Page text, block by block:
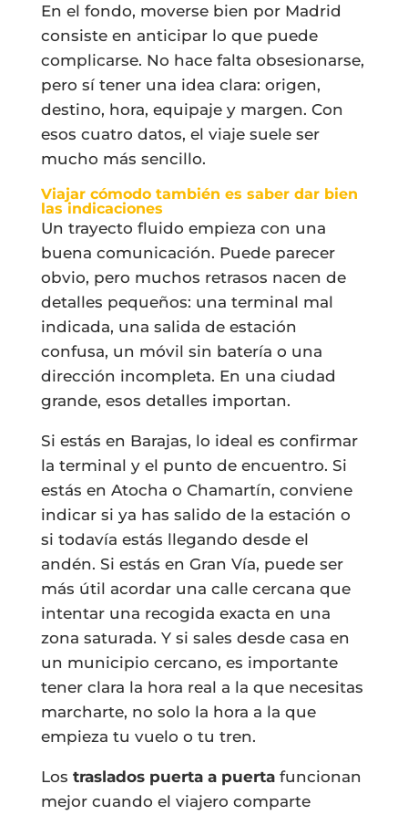
En el fondo, moverse bien por Madrid
consiste en anticipar lo que puede
complicarse. No hace falta obsesionarse,
pero sí tener una idea clara: origen,
destino, hora, equipaje y margen. Con
esos cuatro datos, el viaje suele ser
mucho más sencillo.
Viajar cómodo también es saber dar bien
las indicaciones
Un trayecto fluido empieza con una
buena comunicación. Puede parecer
obvio, pero muchos retrasos nacen de
detalles pequeños: una terminal mal
indicada, una salida de estación
confusa, un móvil sin batería o una
dirección incompleta. En una ciudad
grande, esos detalles importan.
Si estás en Barajas, lo ideal es confirmar
la terminal y el punto de encuentro. Si
estás en Atocha o Chamartín, conviene
indicar si ya has salido de la estación o
si todavía estás llegando desde el
andén. Si estás en Gran Vía, puede ser
más útil acordar una calle cercana que
intentar una recogida exacta en una
zona saturada. Y si sales desde casa en
un municipio cercano, es importante
tener clara la hora real a la que necesitas
marcharte, no solo la hora a la que
empieza tu vuelo o tu tren.
Los traslados puerta a puertafuncionan
mejor cuando el viajero comparte